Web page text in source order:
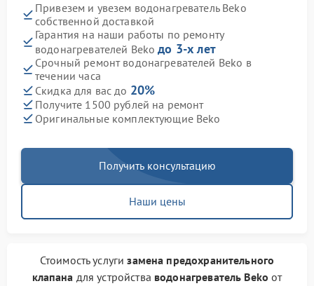
Привезем и увезем водонагреватель Beko
собственной доставкой
Гарантия на наши работы по ремонту
водонагревателей Bekoдо 3-х лет
Срочный ремонт водонагревателей Beko в
течении часа
Скидка для вас до 20%
Получите 1500 рублей на ремонт
Оригинальные комплектующие Beko
Получить консультацию
Наши цены
Стоимость услугизамена предохранительного
клапана для устройства водонагреватель Beko от